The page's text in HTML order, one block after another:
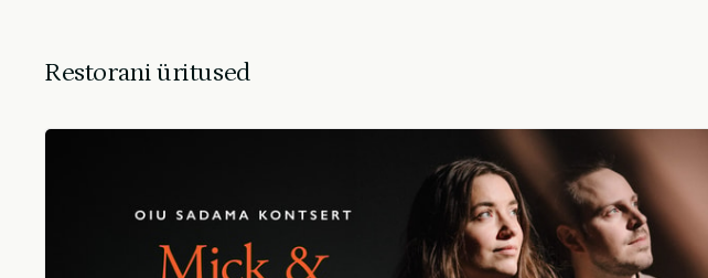
Restorani üritused